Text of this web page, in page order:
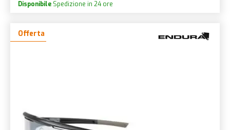
Disponibile Spedizione in 24 ore
Offerta